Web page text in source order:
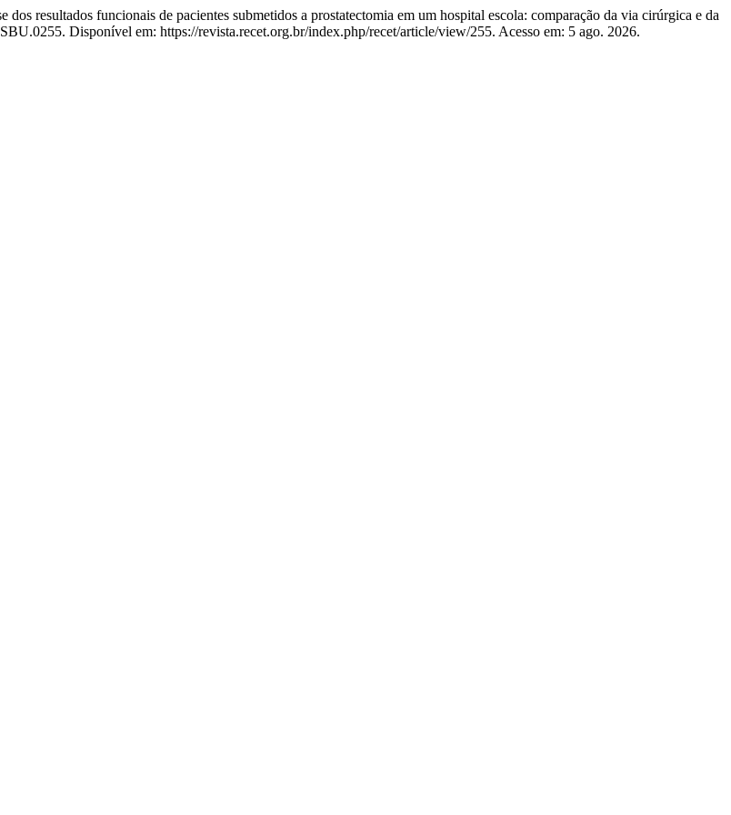
funcionais de pacientes submetidos a prostatectomia em um hospital escola: comparação da via cirúrgica e da
Disponível em: https://revista.recet.org.br/index.php/recet/article/view/255. Acesso em: 5 ago. 2026.